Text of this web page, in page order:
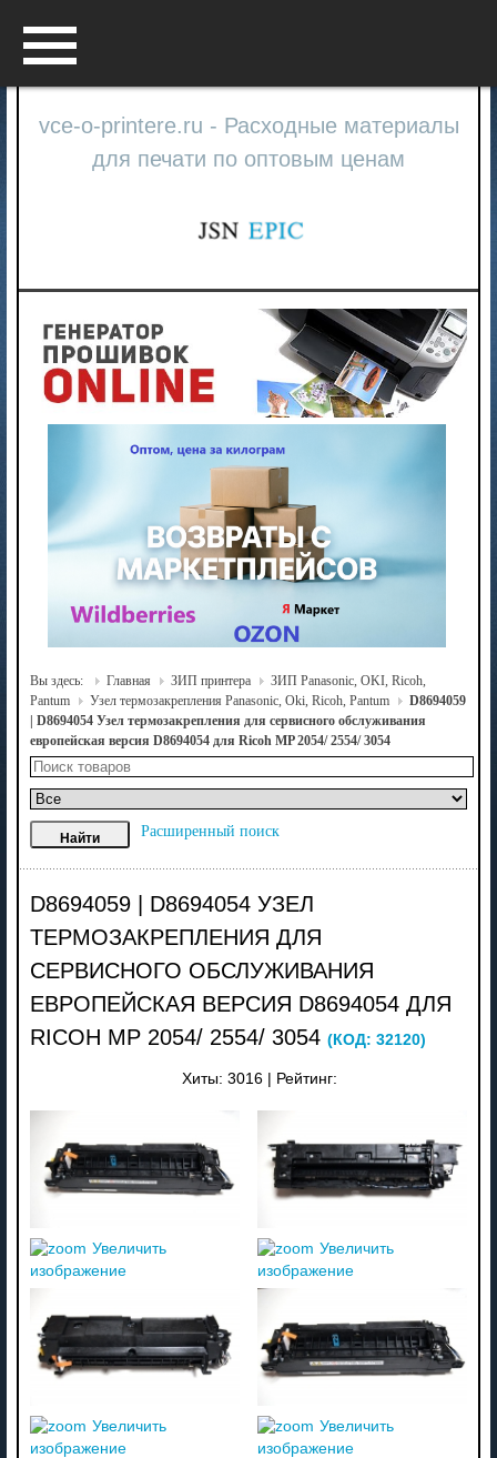
vce-o-printere.ru - Расходные материалы
для печати по оптовым ценам
Вы здесь: Главная ЗИП принтера
ЗИП Panasonic, OKI, Ricoh,
Pantum
Узел термозакрепления Panasonic, Oki, Ricoh, Pantum
D8694059
| D8694054 Узел термозакрепления для сервисного обслуживания
европейская версия D8694054 для Ricoh MP 2054/ 2554/ 3054
Расширенный поиск
D8694059 | D8694054 УЗЕЛ
ТЕРМОЗАКРЕПЛЕНИЯ ДЛЯ
СЕРВИСНОГО ОБСЛУЖИВАНИЯ
ЕВРОПЕЙСКАЯ ВЕРСИЯ D8694054 ДЛЯ
RICOH MP 2054/ 2554/ 3054 (КОД: 32120)
Хиты: 3016 Рейтинг:
Увеличить
изображение
Увеличить
изображение
Увеличить
изображение
Увеличить
изображение